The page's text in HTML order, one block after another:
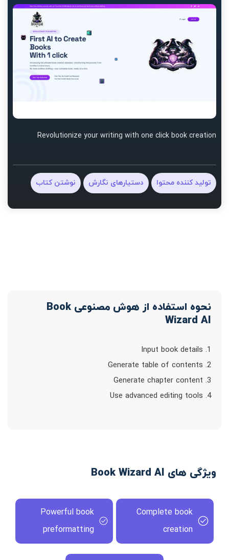
Revolutionize your writing with one click book creation
تولید کننده محتوا دستیارهای نگارش نوشتن کتاب
نحوه استفاده از هوش مصنوعی Book
Wizard AI
1. Input book details
2. Generate table of contents
3. Generate chapter content
4. Use advanced editing tools
ویژگی های Book Wizard AI
Complete book
creation
Powerful book
preformatting